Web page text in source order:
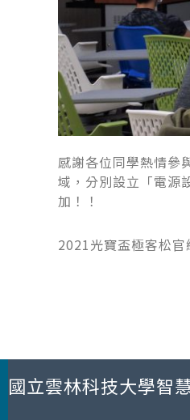
感謝各位同學熱情參
域，分別設立「電源
加！！
2021光寶盃極客松
國立雲林科技大學智